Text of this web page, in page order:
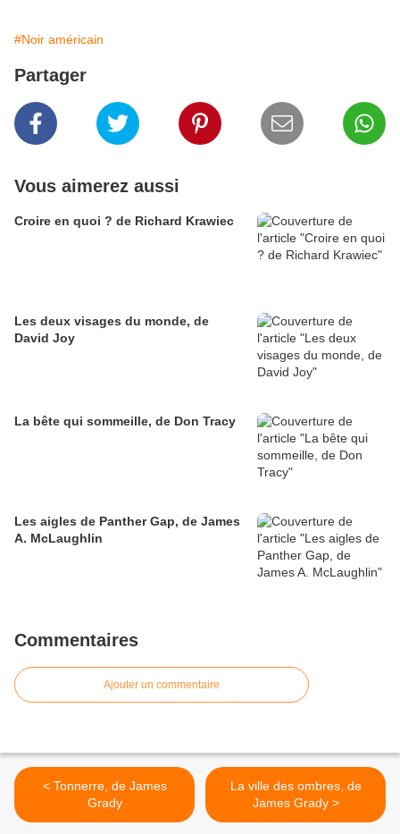
#Noir américain
Partager
Vous aimerez aussi
Croire en quoi ? de Richard Krawiec
Les deux visages du monde, de
David Joy
La bête qui sommeille, de Don Tracy
Les aigles de Panther Gap, de James
A. McLaughlin
Commentaires
Ajouter un commentaire
< Tonnerre, de James
Grady
La ville des ombres, de
James Grady >